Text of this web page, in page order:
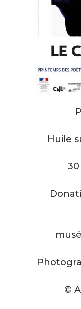
Huile
©